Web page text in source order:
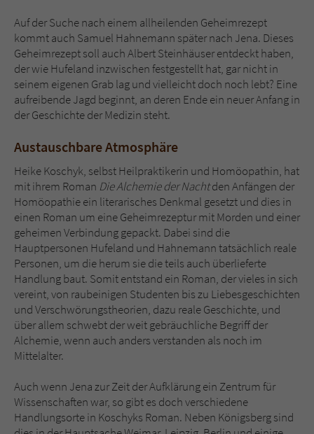
Auf der Suche nach einem allheilenden Geheimrezept
kommt auch Samuel Hahnemann später nach Jena. Dieses
Geheimrezept soll auch Albert Steinhäuser entdeckt haben,
der wie Hufeland inzwischen festgestellt hat, gar nicht in
seinem eigenen Grab lag und vielleicht doch noch lebt? Eine
aufreibende Jagd beginnt, an deren Ende ein neuer Anfang in
der Geschichte der Medizin steht.
Austauschbare Atmosphäre
Heike Koschyk, selbst Heilpraktikerin und Homöopathin, hat
mit ihrem Roman Die Alchemie der Nachtden Anfängen der
Homöopathie ein literarisches Denkmal gesetzt und dies in
einen Roman um eine Geheimrezeptur mit Morden und einer
geheimen Verbindung gepackt. Dabei sind die
Hauptpersonen Hufeland und Hahnemann tatsächlich reale
Personen, um die herum sie die teils auch überlieferte
Handlung baut. Somit entstand ein Roman, der vieles in sich
vereint, von raubeinigen Studenten bis zu Liebesgeschichten
und Verschwörungstheorien, dazu reale Geschichte, und
über allem schwebt der weit gebräuchliche Begriff der
Alchemie, wenn auch anders verstanden als noch im
Mittelalter.
Auch wenn Jena zur Zeit der Aufklärung ein Zentrum für
Wissenschaften war, so gibt es doch verschiedene
Handlungsorte in Koschyks Roman. Neben Königsberg sind